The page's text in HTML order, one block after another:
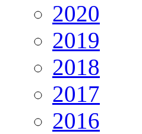
2020
2019
2018
2017
2016